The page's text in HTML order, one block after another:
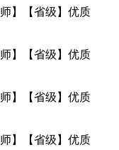
】【省级】优质
】【省级】优质
】【省级】优质
】【省级】优质